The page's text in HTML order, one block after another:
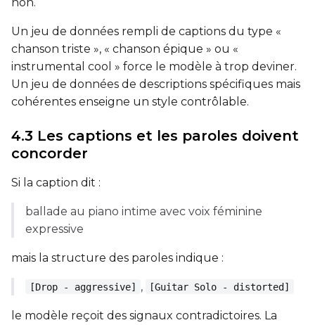
Un jeu de données rempli de captions du type «
chanson triste », « chanson épique » ou «
instrumental cool » force le modèle à trop deviner.
Un jeu de données de descriptions spécifiques mais
cohérentes enseigne un style contrôlable.
4.3 Les captions et les paroles doivent
concorder
Si la caption dit :
ballade au piano intime avec voix féminine
expressive
mais la structure des paroles indique :
[Drop - aggressive] , [Guitar Solo - distorted]
le modèle reçoit des signaux contradictoires. La